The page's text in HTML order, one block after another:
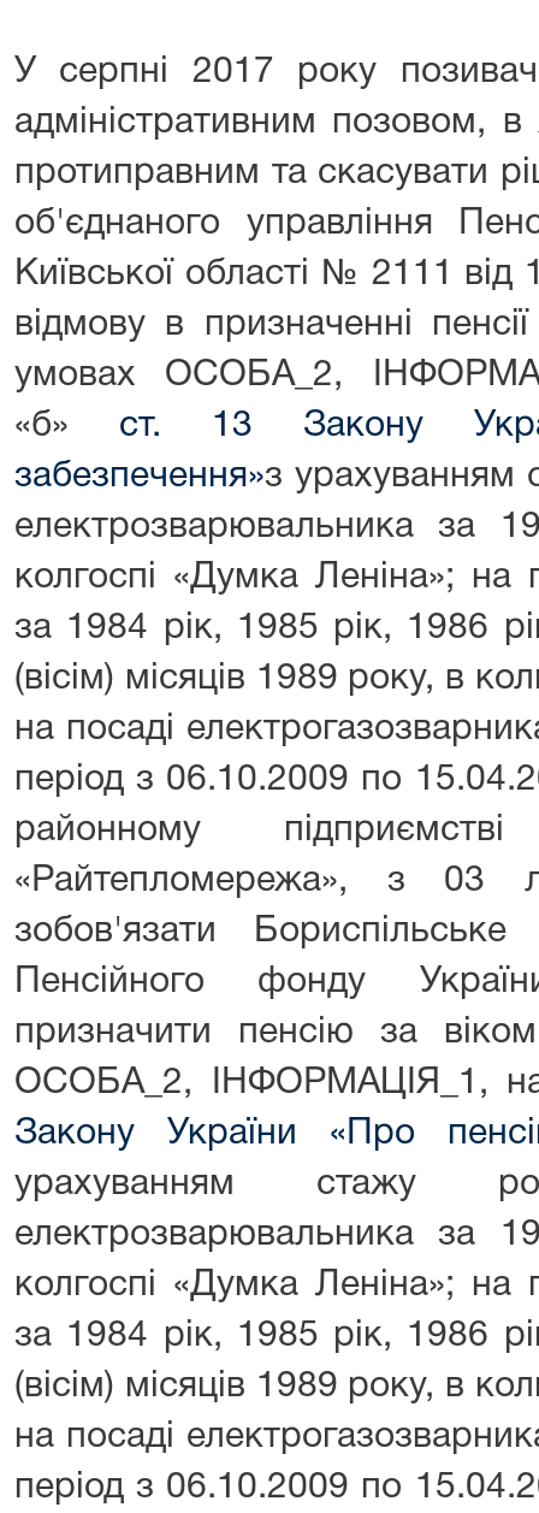
У серпні 2017 року
адміністративним позовом,
протиправним та скасувати
об'єднаного управління
Київської області № 2111
відмову в призначенні
умовах ОСОБА_2,
«б» ст. 13 Закону
забезпечення»з урахуванням
електрозварювальника за
колгоспі «Думка Леніна»; на
за 1984 рік, 1985 рік, 1986
(вісім) місяців 1989 року, в
на посаді
період з 06.10.2009 по
районному
«Райтепломережа», з 03
зобов'язати
Пенсійного фонду
призначити пенсію за
ОСОБА_2, ІНФОРМАЦІЯ_1,
Закону України «Про
урахуванням стажу
електрозварювальника за
колгоспі «Думка Леніна»; на
за 1984 рік, 1985 рік, 1986
(вісім) місяців 1989 року, в
на посаді
період з 06.10.2009 по